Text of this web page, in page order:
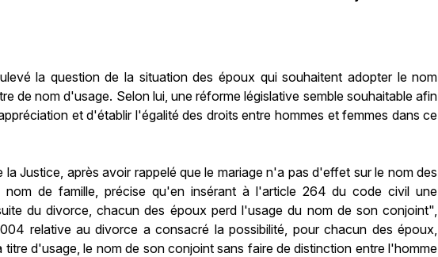
la question de la situation des époux qui souhaitent adopter le nom
de nom d'usage. Selon lui, une réforme législative semble souhaitable afin
et d'établir l'égalité des droits entre hommes et femmes dans ce
la Justice, après avoir rappelé que le mariage n'a pas d'effet sur le nom des
de famille, précise qu'en insérant à l'article 264 du code civil une
du divorce, chacun des époux perd l'usage du nom de son conjoint",
relative au divorce a consacré la possibilité, pour chacun des époux,
titre d'usage, le nom de son conjoint sans faire de distinction entre l'homme